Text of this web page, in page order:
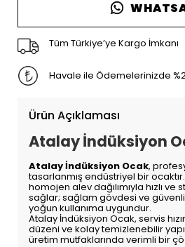
Tüm Türkiye’ye Kargo İmkanı
Havale ile Ödemelerinizde %2
Ürün Açıklaması
Atalay İndüksiyon
Atalay İndüksiyon Ocak,
tasarlanmış endüstriyel bir ocaktır.
homojen alev dağılımıyla hızlı
sağlar; sağlam gövdesi ve
yoğun kullanıma uygundur.
Atalay İndüksiyon Ocak, servis
düzeni ve kolay temizlenebilir
üretim mutfaklarında verimli bir